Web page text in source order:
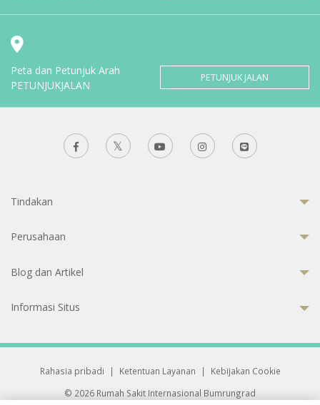
Peta dan Petunjuk Arah
PETUNJUKJALAN
PETUNJUK JALAN
Tindakan
Perusahaan
Blog dan Artikel
Informasi Situs
Rahasia pribadi | Ketentuan Layanan |
Kebijakan Cookie
© 2026 Rumah Sakit Internasional Bumrungrad